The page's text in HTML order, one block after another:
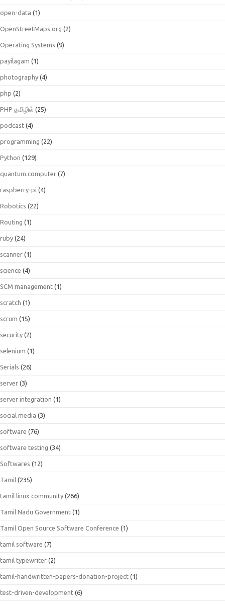
open-data (1)
OpenStreetMaps.org (2)
Operating Systems (9)
payilagam (1)
photography (4)
php (2)
PHP தமிழில் (25)
podcast (4)
programming (22)
Python (129)
quantum.computer (7)
raspberry-pi (4)
Robotics (22)
Routing (1)
ruby (24)
scanner (1)
science (4)
SCM management (1)
scratch (1)
scrum (15)
security (2)
selenium (1)
Serials (26)
server (3)
server integration (1)
social media (3)
software (76)
software testing (34)
Softwares (12)
Tamil (235)
tamil linux community (266)
Tamil Nadu Government (1)
Tamil Open Source Software Conference (1)
tamil software (7)
tamil typewriter (2)
tamil-handwritten-papers-donation-project (1)
test-driven-development (6)